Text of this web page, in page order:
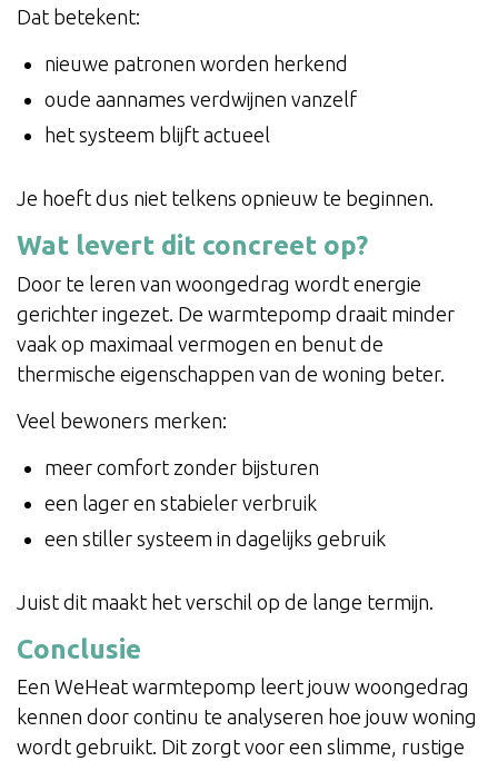
Dat betekent:
nieuwe patronen worden herkend
oude aannames verdwijnen vanzelf
het systeem blijft actueel
Je hoeft dus niet telkens opnieuw te beginnen.
Wat levert dit concreet op?
Door te leren van woongedrag wordt energie
gerichter ingezet. De warmtepomp draait minder
vaak op maximaal vermogen en benut de
thermische eigenschappen van de woning beter.
Veel bewoners merken:
meer comfort zonder bijsturen
een lager en stabieler verbruik
een stiller systeem in dagelijks gebruik
Juist dit maakt het verschil op de lange termijn.
Conclusie
Een WeHeat warmtepomp leert jouw woongedrag
kennen door continu te analyseren hoe jouw woning
wordt gebruikt. Dit zorgt voor een slimme, rustige